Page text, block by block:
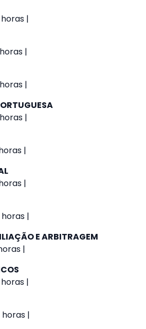
|
|
|
|
|
|
|
E ARBITRAGEM
|
|
|